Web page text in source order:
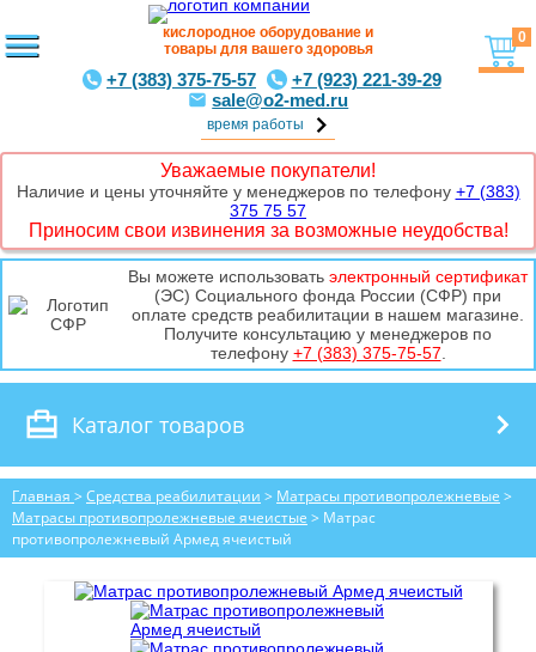
кислородное оборудование и
товары для вашего здоровья
+7 (383) 375-75-57
+7 (923) 221-39-29
sale@o2-med.ru
время работы
0
Уважаемые покупатели!
Наличие и цены уточняйте у менеджеров по телефону +7 (383)
375 75 57
Приносим свои извинения за возможные неудобства!
Вы можете использовать электронный сертификат
(ЭС) Социального фонда России (СФР) при
оплате средств реабилитации в нашем магазине.
Получите консультацию у менеджеров по
телефону +7 (383) 375-75-57.
Каталог товаров
Главная > Средства реабилитации > Матрасы противопролежневые >
Матрасы противопролежневые ячеистые > Матрас
противопролежневый Армед ячеистый